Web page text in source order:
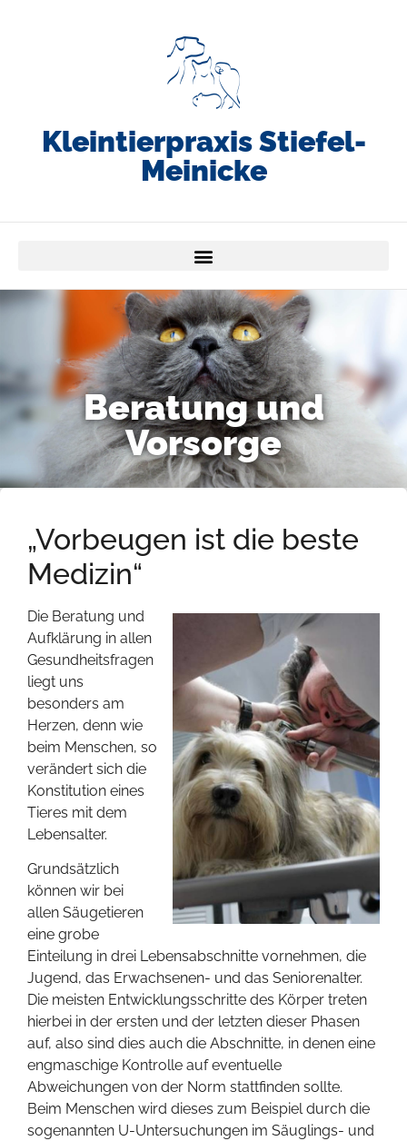
Kleintierpraxis Stiefel-
Meinicke
Beratung und
Vorsorge
„Vorbeugen ist die beste
Medizin“
Die Beratung und
Aufklärung in allen
Gesundheitsfragen
liegt uns
besonders am
Herzen, denn wie
beim Menschen, so
verändert sich die
Konstitution eines
Tieres mit dem
Lebensalter.
Grundsätzlich
können wir bei
allen Säugetieren
eine grobe
Einteilung in drei Lebensabschnitte vornehmen, die
Jugend, das Erwachsenen- und das Seniorenalter.
Die meisten Entwicklungsschritte des Körper treten
hierbei in der ersten und der letzten dieser Phasen
auf, also sind dies auch die Abschnitte, in denen eine
engmaschige Kontrolle auf eventuelle
Abweichungen von der Norm stattfinden sollte.
Beim Menschen wird dieses zum Beispiel durch die
sogenannten U-Untersuchungen im Säuglings- und